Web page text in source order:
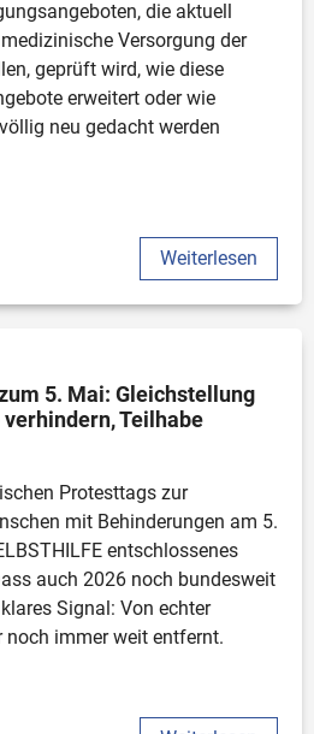
die aktuell
Versorgung der
geprüft wird, wie diese
erweitert oder wie
neu gedacht werden
Weiterlesen
5. Mai: Gleichstellung
Teilhabe
Protesttags zur
mit Behinderungen am 5.
entschlossenes
auch 2026 noch bundesweit
Signal: Von echter
immer weit entfernt.